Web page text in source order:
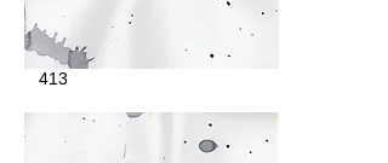
413